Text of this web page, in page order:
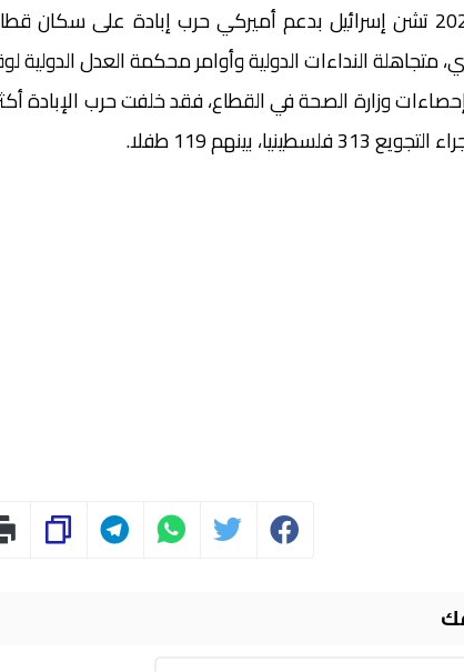
ومنذ أكتوبر 2023 تشن إسرائيل بدعم أميركي حرب إبادة على
متجاهلة النداءات الدولية وأوامر محكمة العدل الدولية
بينهم 119 طفلا.